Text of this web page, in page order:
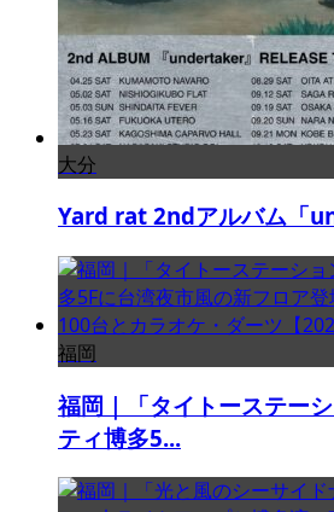
大分
Yard rat 2ndアルバム「
福岡
福岡｜「タイトーステー
ティ博多5...